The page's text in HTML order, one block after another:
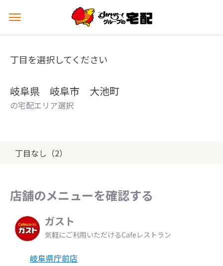
メ
ュ
を
丁目を選択してください
岐阜県 岐阜市 大池町
の宅配エリア選択
丁目なし（2）
店舗のメニューを確認する
ガスト
気軽にご利用いただけるCafeレストラン
岐阜県庁前店